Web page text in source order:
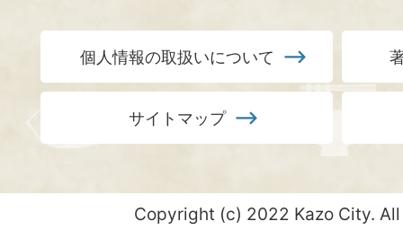
個人情報の取扱いについて
サイトマップ
Copyright (c) 2022 Kazo City.